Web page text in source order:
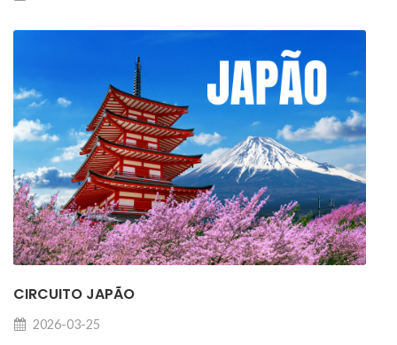
CIRCUITO JAPÃO
2026-03-25